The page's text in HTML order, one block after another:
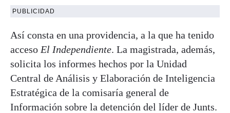
PUBLICIDAD
Así consta en una providencia, a la que ha tenido
acceso El Independiente. La magistrada, además,
solicita los informes hechos por la Unidad
Central de Análisis y Elaboración de Inteligencia
Estratégica de la comisaría general de
Información sobre la detención del líder de Junts.